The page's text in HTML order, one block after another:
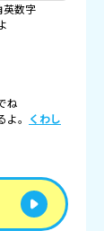
英数字
ね
。 くわし